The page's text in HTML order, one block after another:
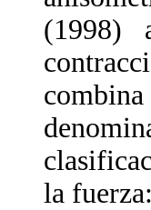
(1998)
la fuerza: